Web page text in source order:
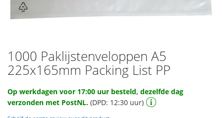
Ga
naar
het
van
de
1000 Paklijstenveloppen A5
225x165mm Packing List PP
Op werkdagen voor 17:00 uur besteld, dezelfde dag
verzonden met PostNL. (DPD: 12:30 uur)